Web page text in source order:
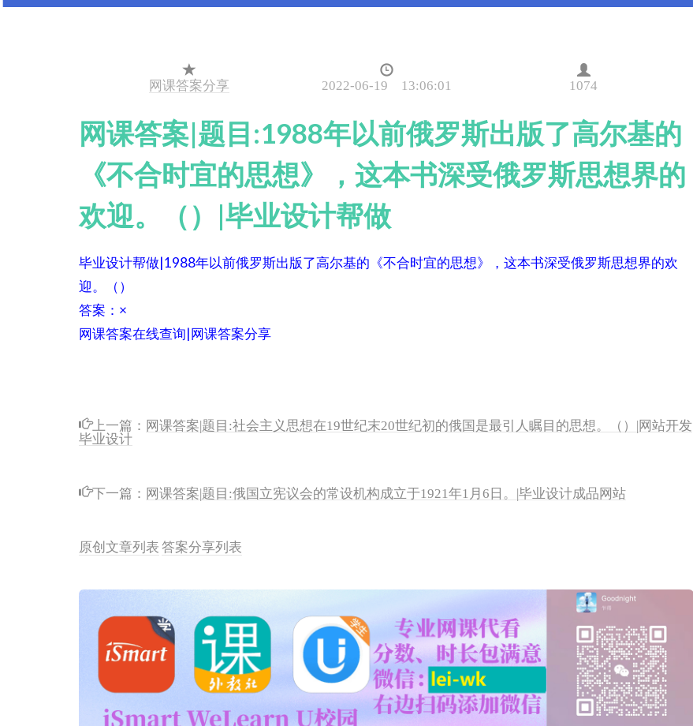
网课答案分享 2022-06-19 13:06:01 1074
网课答案|题目:1988年以前俄罗斯出版了高尔基的
《不合时宜的思想》，这本书深受俄罗斯思想界的
欢迎。（）|毕业设计帮做
毕业设计帮做|1988年以前俄罗斯出版了高尔基的《不合时宜的思想》，这本书深受俄罗斯思想界的欢
迎。（）
答案：×
网课答案在线查询|网课答案分享
上一篇： 网课答案|题目:社会主义思想在19世纪末20世纪初的俄国是最引人瞩目的思想。（）|网站开发
毕业设计
下一篇： 网课答案|题目:俄国立宪议会的常设机构成立于1921年1月6日。|毕业设计成品网站
原创文章列表答案分享列表